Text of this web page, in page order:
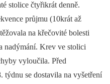
stolice čtyřikrát denně.
průjmu (10krát až
na křečovité bolesti
nadýmání. Krev ve stolici
vyloučila. Před
týdnu se dostavila na vyšetření